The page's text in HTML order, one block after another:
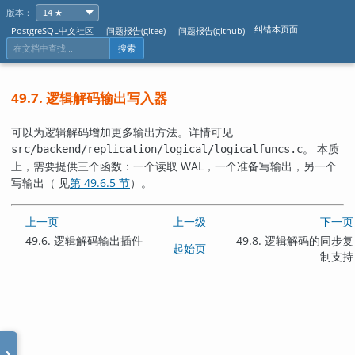
版本：
PostgreSQL中文社区
问题报告(gitee) 问题报告(github) 纠错本页面
搜索
49.7. 逻辑解码输出写入器
可以为逻辑解码增加更多输出方法。详情可见
src/backend/replication/logical/logicalfuncs.c。 本质
上，需要提供三个函数：一个读取 WAL，一个准备写输出，另一个
写输出（ 见第 49.6.5 节）。
上一页 上一级
下一页
49.6. 逻辑解码输出插件
起始页
49.8. 逻辑解码的同步复
制支持